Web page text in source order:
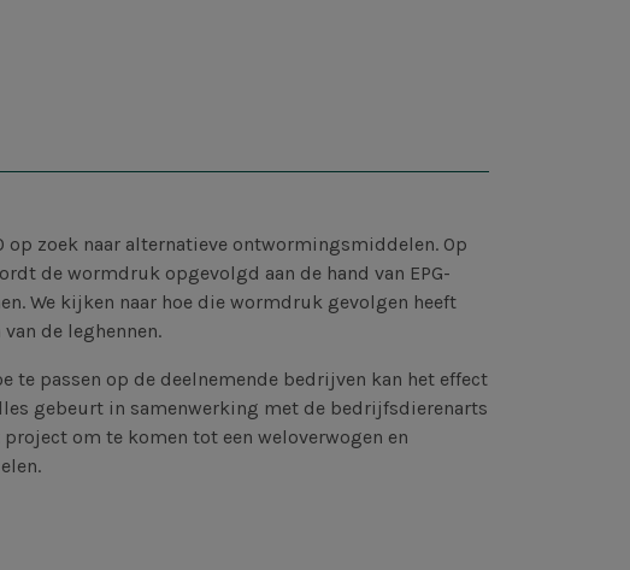
zoek naar alternatieve ontwormingsmiddelen. Op
de wormdruk opgevolgd aan de hand van EPG-
We kijken naar hoe die wormdruk gevolgen heeft
de leghennen.
passen op de deelnemende bedrijven kan het effect
gebeurt in samenwerking met de bedrijfsdierenarts
om te komen tot een weloverwogen en